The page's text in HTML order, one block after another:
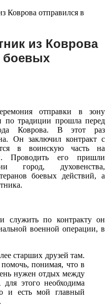
из Коврова
боевых
отправки в зону
по традиции прошла перед
Коврова. В этот раз
Он заключил контракт с
в воинскую часть на
Проводить его пришли
город, духовенства,
боевых действий, а
служить по контракту он
военной операции, в
старших друзей там.
понимая, что в
нужен отдых между
этого необходима
и есть мой главный